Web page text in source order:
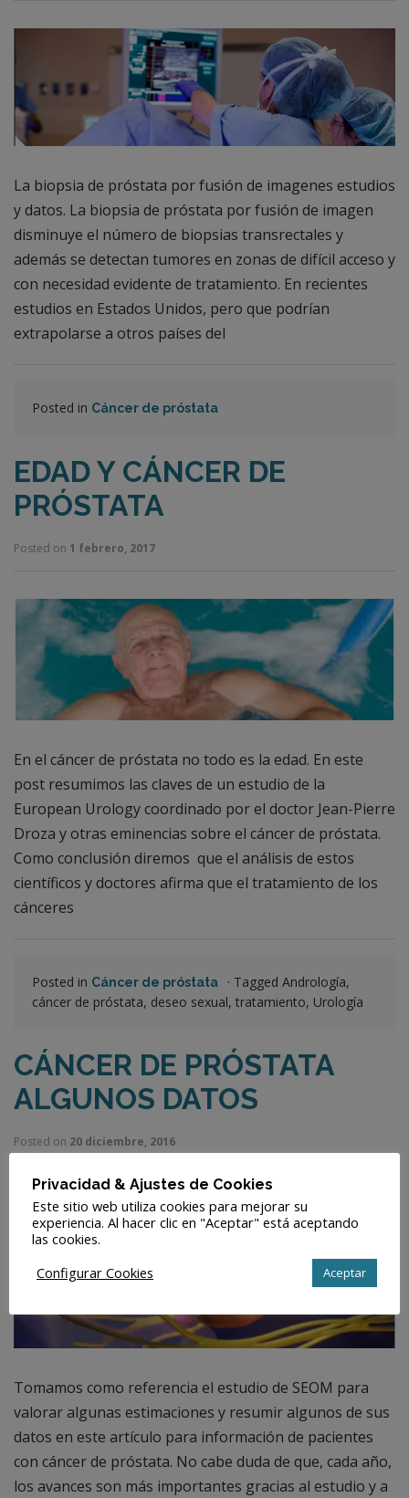
La biopsia de próstata por fusión de imagenes estudios
y datos. La biopsia de próstata por fusión de imagen
disminuye el número de biopsias transrectales y
además se detectan tumores en zonas de difícil acceso y
con necesidad evidente de tratamiento. En recientes
estudios en Estados Unidos, pero que podrían
extrapolarse a otros países del
Posted in Cáncer de próstata
EDAD Y CÁNCER DE
PRÓSTATA
Posted on 1 febrero, 2017
En el cáncer de próstata no todo es la edad. En este
post resumimos las claves de un estudio de la
European Urology coordinado por el doctor Jean-Pierre
Droza y otras eminencias sobre el cáncer de próstata.
Como conclusión diremos que el análisis de estos
científicos y doctores afirma que el tratamiento de los
cánceres
Posted in Cáncer de próstata · Tagged Andrología,
cáncer de próstata, deseo sexual, tratamiento, Urología
CÁNCER DE PRÓSTATA
ALGUNOS DATOS
Posted on 20 diciembre, 2016
Tomamos como referencia el estudio de SEOM para
valorar algunas estimaciones y resumir algunos de sus
datos en este artículo para información de pacientes
con cáncer de próstata. No cabe duda de que, cada año,
los avances son más importantes gracias al estudio y a
Privacidad & Ajustes de Cookies
Este sitio web utiliza cookies para mejorar su
experiencia. Al hacer clic en "Aceptar" está aceptando
las cookies.
Configurar Cookies
Aceptar